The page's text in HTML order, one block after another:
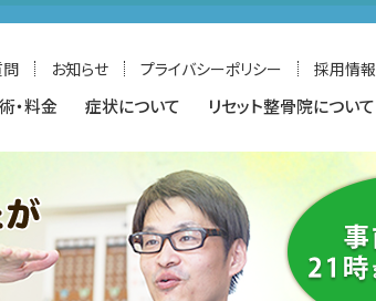
問 お知らせ プライバシーポリシー 採用情報
・料金 症状について リセット整骨院について